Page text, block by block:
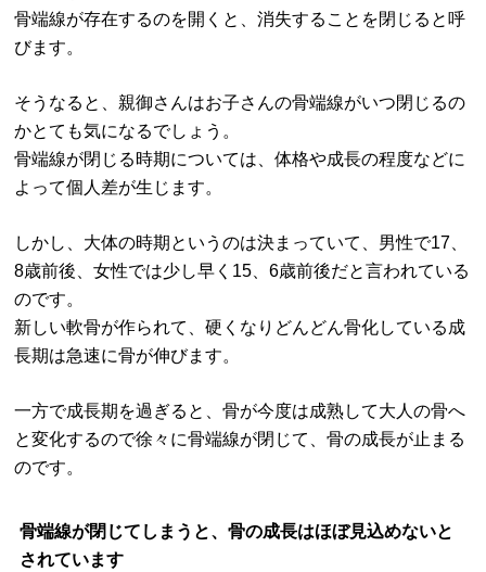
骨端線が存在するのを開くと、消失することを閉じると呼
びます。
そうなると、親御さんはお子さんの骨端線がいつ閉じるの
かとても気になるでしょう。
骨端線が閉じる時期については、体格や成長の程度などに
よって個人差が生じます。
しかし、大体の時期というのは決まっていて、男性で17、
8歳前後、女性では少し早く15、6歳前後だと言われている
のです。
新しい軟骨が作られて、硬くなりどんどん骨化している成
長期は急速に骨が伸びます。
一方で成長期を過ぎると、骨が今度は成熟して大人の骨へ
と変化するので徐々に骨端線が閉じて、骨の成長が止まる
のです。
骨端線が閉じてしまうと、骨の成長はほぼ見込めないと
されています